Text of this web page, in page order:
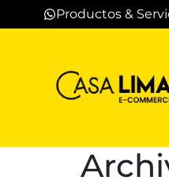
Productos &